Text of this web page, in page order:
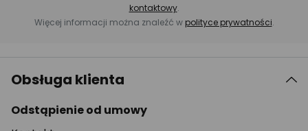
kontaktowy.
Więcej informacji można znaleźć w polityce prywatności.
Obsługa klienta
Odstąpienie od umowy